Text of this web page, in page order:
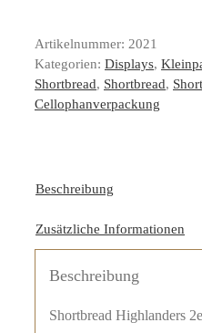
Artikelnummer: 2021
Kategorien: Displays,
Shortbread, Shortbread,
Cellophanverpackung
Beschreibung
Zusätzliche Informationen
Beschreibung
Shortbread Highlanders